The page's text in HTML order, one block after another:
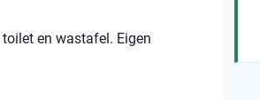
en wastafel. Eigen